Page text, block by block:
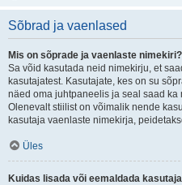
Sõbrad ja vaenlased
Mis on sõprade ja vaenlaste nimekiri?
Sa võid kasutada neid nimekirju, et
kasutajatest. Kasutajate, kes on su
näed oma juhtpaneelis ja seal saad
Olenevalt stiilist on võimalik nende
kasutaja vaenlaste nimekirja,
Üles
Kuidas lisada või eemaldada